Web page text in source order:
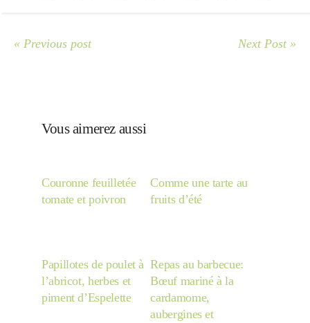
« Previous post Next Post »
Vous aimerez aussi
Couronne feuilletée
tomate et poivron
Comme une tarte au
fruits d’été
Papillotes de poulet à
l’abricot, herbes et
piment d’Espelette
Repas au barbecue:
Bœuf mariné à la
cardamome,
aubergines et